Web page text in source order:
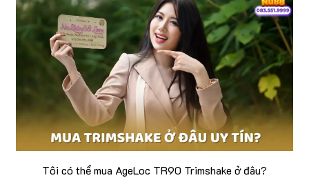
Tôi có thể mua AgeLoc TR90 Trimshake ở đâu?